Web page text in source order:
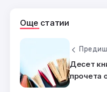
Още статии
Десет
прочета